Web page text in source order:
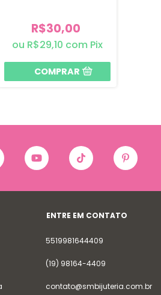
R$30,00
R$29,10 com Pix
ENTRE EM CONTATO
5519981644409
(19) 98164-4409
contato@smbijuteria.com.br